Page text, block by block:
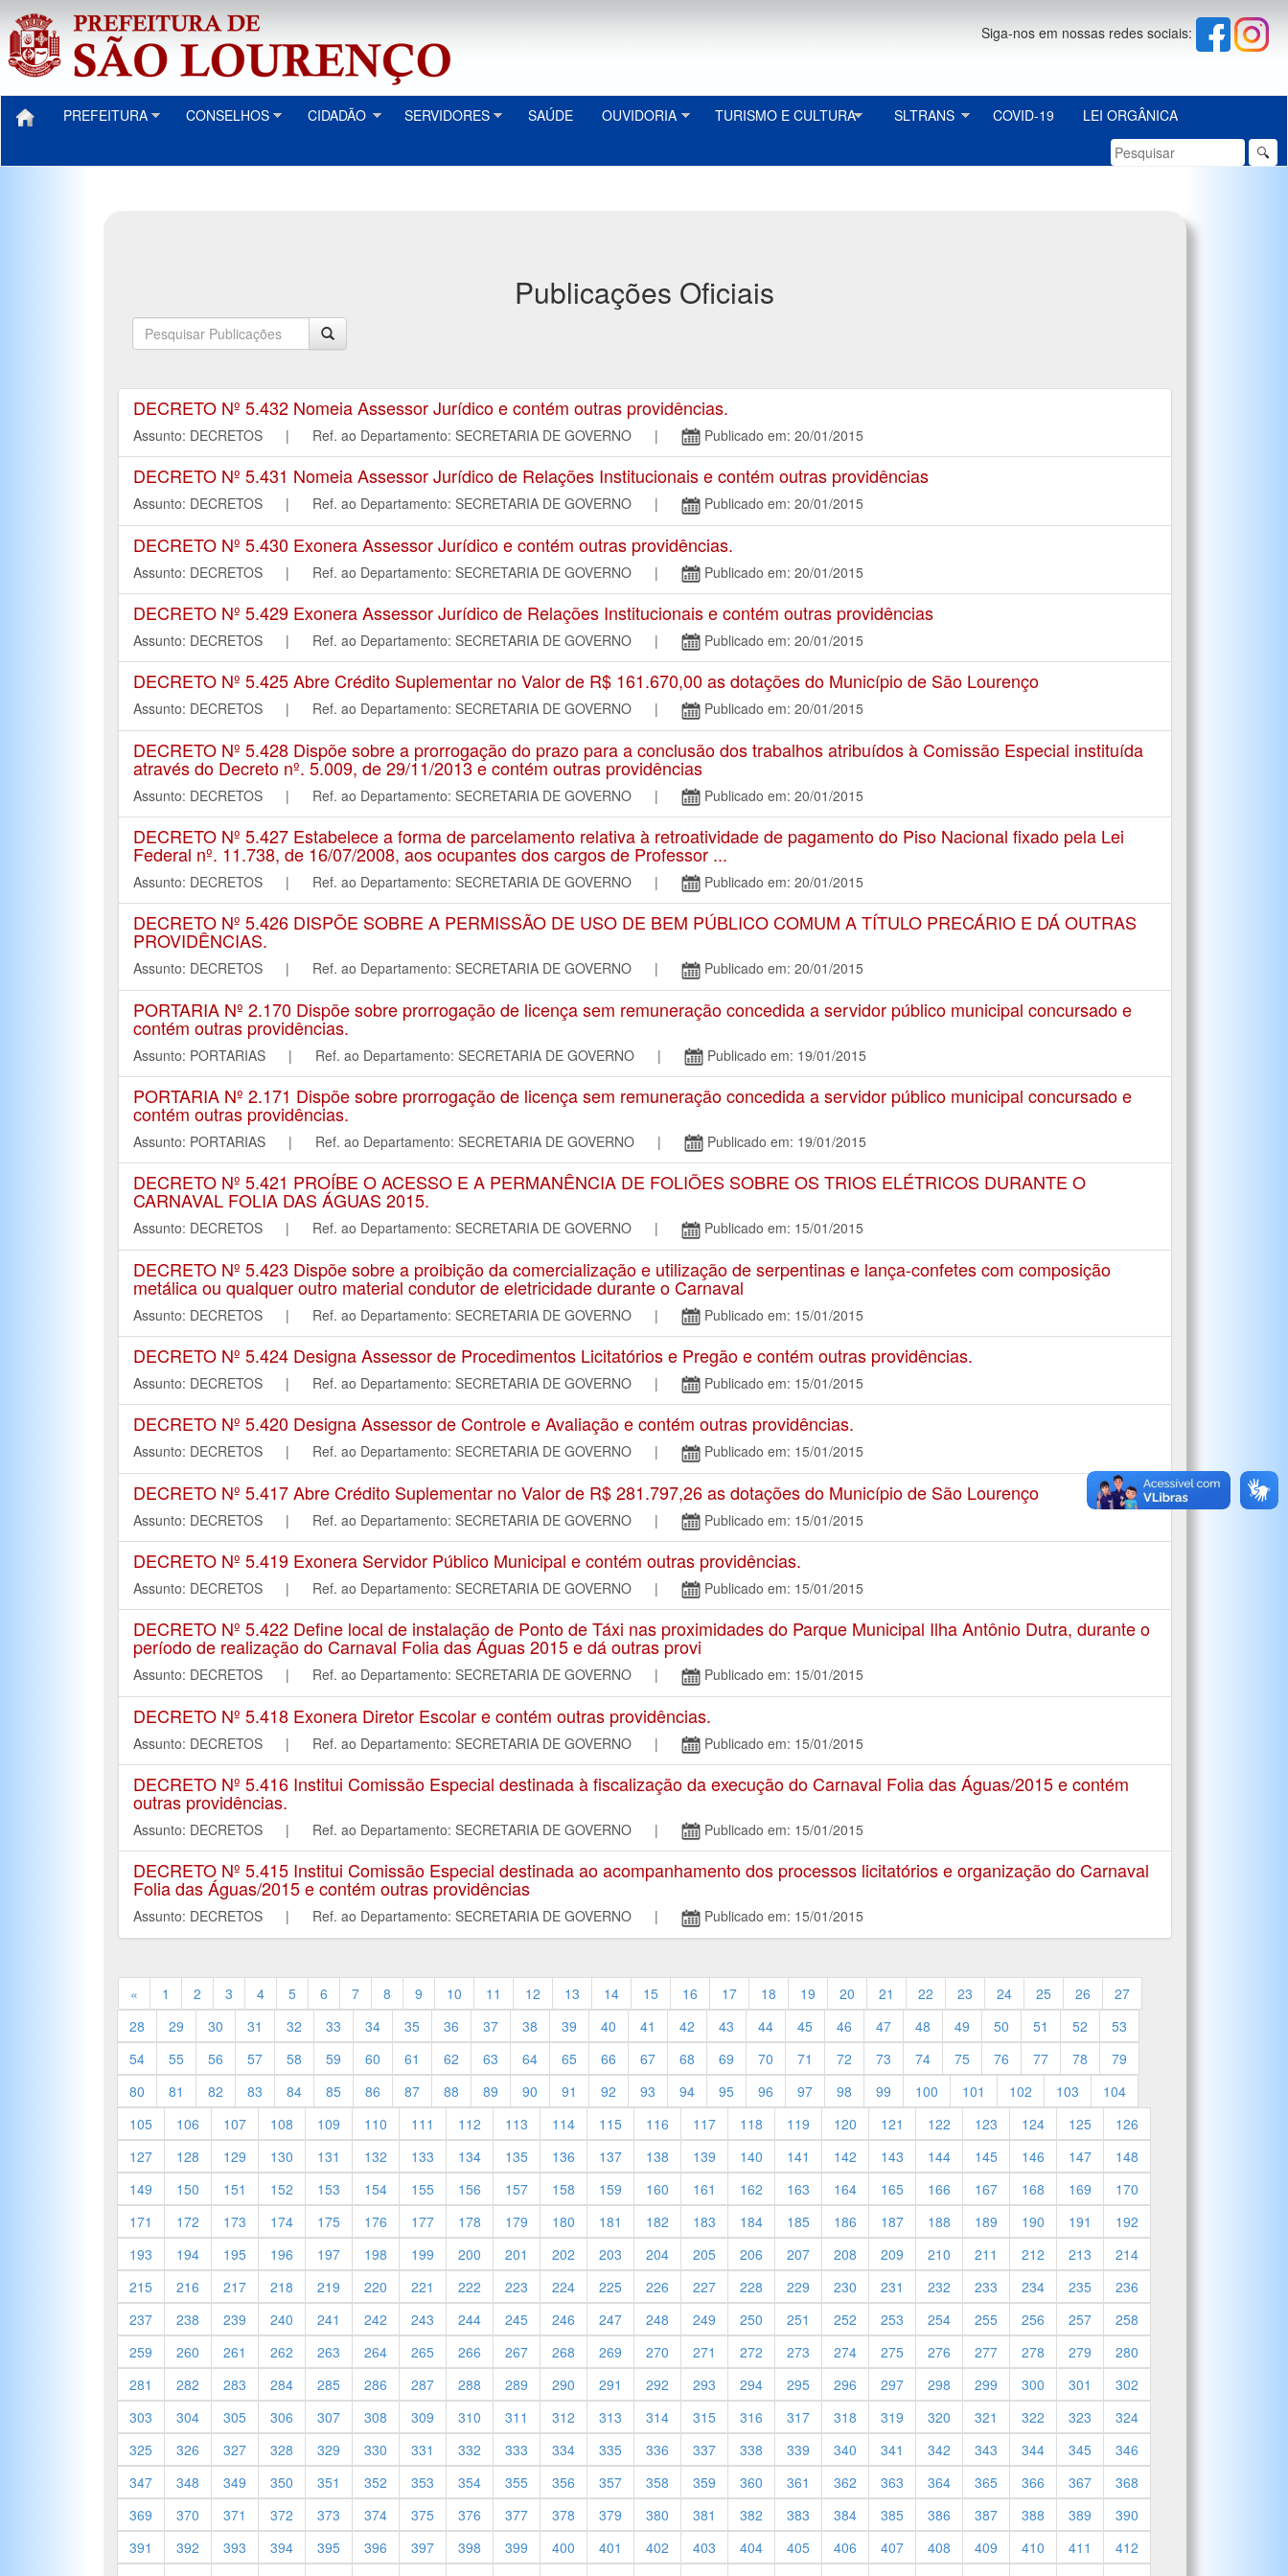
Siga-nos em nossas redes sociais:
PREFEITURA CONSELHOS CIDADÃO SERVIDORES SAÚDE OUVIDORIA TURISMO E CULTURA SLTRANS COVID-19
LEI ORGÂNICA
🔍
Publicações Oficiais
DECRETO Nº 5.432 Nomeia Assessor Jurídico e contém outras providências.
Assunto: DECRETOS | Ref. ao Departamento: SECRETARIA DE GOVERNO | Publicado em: 20/01/2015
DECRETO Nº 5.431 Nomeia Assessor Jurídico de Relações Institucionais e contém outras providências
Assunto: DECRETOS | Ref. ao Departamento: SECRETARIA DE GOVERNO | Publicado em: 20/01/2015
DECRETO Nº 5.430 Exonera Assessor Jurídico e contém outras providências.
Assunto: DECRETOS | Ref. ao Departamento: SECRETARIA DE GOVERNO | Publicado em: 20/01/2015
DECRETO Nº 5.429 Exonera Assessor Jurídico de Relações Institucionais e contém outras providências
Assunto: DECRETOS | Ref. ao Departamento: SECRETARIA DE GOVERNO | Publicado em: 20/01/2015
DECRETO Nº 5.425 Abre Crédito Suplementar no Valor de R$ 161.670,00 as dotações do Município de São Lourenço
Assunto: DECRETOS | Ref. ao Departamento: SECRETARIA DE GOVERNO | Publicado em: 20/01/2015
DECRETO Nº 5.428 Dispõe sobre a prorrogação do prazo para a conclusão dos trabalhos atribuídos à Comissão Especial instituída
através do Decreto nº. 5.009, de 29/11/2013 e contém outras providências
Assunto: DECRETOS | Ref. ao Departamento: SECRETARIA DE GOVERNO | Publicado em: 20/01/2015
DECRETO Nº 5.427 Estabelece a forma de parcelamento relativa à retroatividade de pagamento do Piso Nacional fixado pela Lei
Federal nº. 11.738, de 16/07/2008, aos ocupantes dos cargos de Professor ...
Assunto: DECRETOS | Ref. ao Departamento: SECRETARIA DE GOVERNO | Publicado em: 20/01/2015
DECRETO Nº 5.426 DISPÕE SOBRE A PERMISSÃO DE USO DE BEM PÚBLICO COMUM A TÍTULO PRECÁRIO E DÁ OUTRAS
PROVIDÊNCIAS.
Assunto: DECRETOS | Ref. ao Departamento: SECRETARIA DE GOVERNO | Publicado em: 20/01/2015
PORTARIA Nº 2.170 Dispõe sobre prorrogação de licença sem remuneração concedida a servidor público municipal concursado e
contém outras providências.
Assunto: PORTARIAS | Ref. ao Departamento: SECRETARIA DE GOVERNO | Publicado em: 19/01/2015
PORTARIA Nº 2.171 Dispõe sobre prorrogação de licença sem remuneração concedida a servidor público municipal concursado e
contém outras providências.
Assunto: PORTARIAS | Ref. ao Departamento: SECRETARIA DE GOVERNO | Publicado em: 19/01/2015
DECRETO Nº 5.421 PROÍBE O ACESSO E A PERMANÊNCIA DE FOLIÕES SOBRE OS TRIOS ELÉTRICOS DURANTE O
CARNAVAL FOLIA DAS ÁGUAS 2015.
Assunto: DECRETOS | Ref. ao Departamento: SECRETARIA DE GOVERNO | Publicado em: 15/01/2015
DECRETO Nº 5.423 Dispõe sobre a proibição da comercialização e utilização de serpentinas e lança-confetes com composição
metálica ou qualquer outro material condutor de eletricidade durante o Carnaval
Assunto: DECRETOS | Ref. ao Departamento: SECRETARIA DE GOVERNO | Publicado em: 15/01/2015
DECRETO Nº 5.424 Designa Assessor de Procedimentos Licitatórios e Pregão e contém outras providências.
Assunto: DECRETOS | Ref. ao Departamento: SECRETARIA DE GOVERNO | Publicado em: 15/01/2015
DECRETO Nº 5.420 Designa Assessor de Controle e Avaliação e contém outras providências.
Assunto: DECRETOS | Ref. ao Departamento: SECRETARIA DE GOVERNO | Publicado em: 15/01/2015
DECRETO Nº 5.417 Abre Crédito Suplementar no Valor de R$ 281.797,26 as dotações do Município de São Lourenço
Assunto: DECRETOS | Ref. ao Departamento: SECRETARIA DE GOVERNO | Publicado em: 15/01/2015
DECRETO Nº 5.419 Exonera Servidor Público Municipal e contém outras providências.
Assunto: DECRETOS | Ref. ao Departamento: SECRETARIA DE GOVERNO | Publicado em: 15/01/2015
DECRETO Nº 5.422 Define local de instalação de Ponto de Táxi nas proximidades do Parque Municipal Ilha Antônio Dutra, durante o
período de realização do Carnaval Folia das Águas 2015 e dá outras provi
Assunto: DECRETOS | Ref. ao Departamento: SECRETARIA DE GOVERNO | Publicado em: 15/01/2015
DECRETO Nº 5.418 Exonera Diretor Escolar e contém outras providências.
Assunto: DECRETOS | Ref. ao Departamento: SECRETARIA DE GOVERNO | Publicado em: 15/01/2015
DECRETO Nº 5.416 Institui Comissão Especial destinada à fiscalização da execução do Carnaval Folia das Águas/2015 e contém
outras providências.
Assunto: DECRETOS | Ref. ao Departamento: SECRETARIA DE GOVERNO | Publicado em: 15/01/2015
DECRETO Nº 5.415 Institui Comissão Especial destinada ao acompanhamento dos processos licitatórios e organização do Carnaval
Folia das Águas/2015 e contém outras providências
Assunto: DECRETOS | Ref. ao Departamento: SECRETARIA DE GOVERNO | Publicado em: 15/01/2015
« 1 2 3 4 5 6 7 8 9 10 11 12 13 14 15 16 17 18 19 20 21 22 23 24 25 26
27
28
29 30 31 32 33 34 35 36 37 38 39 40 41 42 43 44 45 46 47 48 49 50 51 52
53
54
55 56 57 58 59 60 61 62 63 64 65 66 67 68 69 70 71 72 73 74 75 76 77 78
79
80
81 82 83 84 85 86 87 88 89 90 91 92 93 94 95 96 97 98 99 100 101 102 103
104
105
106 107 108 109 110 111 112 113 114 115 116 117 118 119 120 121 122 123 124 125
126
127
128 129 130 131 132 133 134 135 136 137 138 139 140 141 142 143 144 145 146 147
148
149
150 151 152 153 154 155 156 157 158 159 160 161 162 163 164 165 166 167 168 169
170
171
172 173 174 175 176 177 178 179 180 181 182 183 184 185 186 187 188 189 190 191
192
193
194 195 196 197 198 199 200 201 202 203 204 205 206 207 208 209 210 211 212 213
214
215
216 217 218 219 220 221 222 223 224 225 226 227 228 229 230 231 232 233 234 235
236
237
238 239 240 241 242 243 244 245 246 247 248 249 250 251 252 253 254 255 256 257
258
259
260 261 262 263 264 265 266 267 268 269 270 271 272 273 274 275 276 277 278 279
280
281
282 283 284 285 286 287 288 289 290 291 292 293 294 295 296 297 298 299 300 301
302
303
304 305 306 307 308 309 310 311 312 313 314 315 316 317 318 319 320 321 322 323
324
325
326 327 328 329 330 331 332 333 334 335 336 337 338 339 340 341 342 343 344 345
346
347
348 349 350 351 352 353 354 355 356 357 358 359 360 361 362 363 364 365 366 367
368
369
370 371 372 373 374 375 376 377 378 379 380 381 382 383 384 385 386 387 388 389
390
391
392 393 394 395 396 397 398 399 400 401 402 403 404 405 406 407 408 409 410 411
412